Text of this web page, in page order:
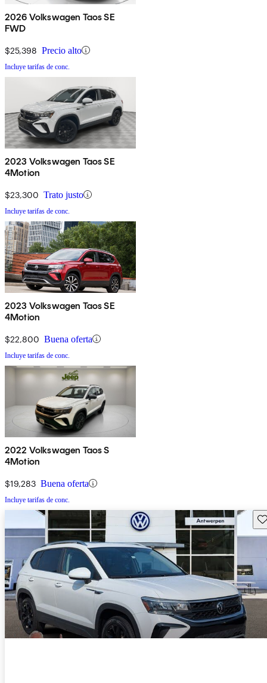
2026 Volkswagen Taos SE
FWD
$25,398 Precio alto
Incluye tarifas de conc.
2023 Volkswagen Taos SE
4Motion
$23,300 Trato justo
Incluye tarifas de conc.
2023 Volkswagen Taos SE
4Motion
$22,800 Buena oferta
Incluye tarifas de conc.
2022 Volkswagen Taos S
4Motion
$19,283 Buena oferta
Incluye tarifas de conc.